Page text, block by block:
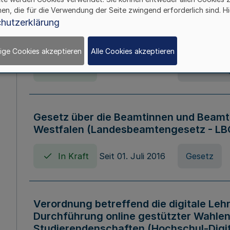
Verordnung über die
Nordrhein-Westfalen
Gesetz über die Beamtinnen und
Westfalen (Landesbeamtengesetz -
In Kraft Seit 01. Juli 2016 Gesetz
Verordnung betreffend die digitale
Durchführung online gestützter
die für die Verwendung der Seite zwingend erforderlich sind.
Cookies akzeptieren Alle Cookies akzeptieren